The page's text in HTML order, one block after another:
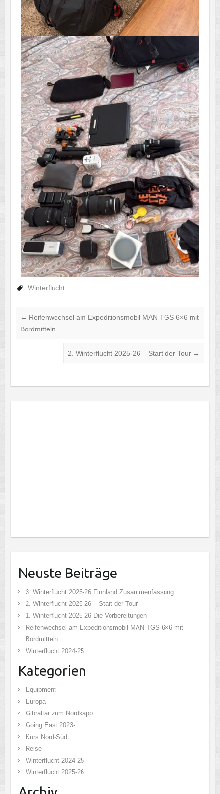
Winterflucht
← Reifenwechsel am Expeditionsmobil MAN TGS 6×6 mit
Bordmitteln
2. Winterflucht 2025-26 – Start der Tour →
Neuste Beiträge
3. Winterflucht 2025-26 Finnland Zusammenfassung
2. Winterflucht 2025-26 – Start der Tour
1. Winterflucht 2025-26 Die Vorbereitungen
Reifenwechsel am Expeditionsmobil MAN TGS 6×6 mit
Bordmitteln
Winterflucht 2024-25
Kategorien
Equipment
Europa
Gibraltar zum Nordkapp
Going East 2023-
Kurs Nord-Süd
Reise
Winterflucht 2024-25
Winterflucht 2025-26